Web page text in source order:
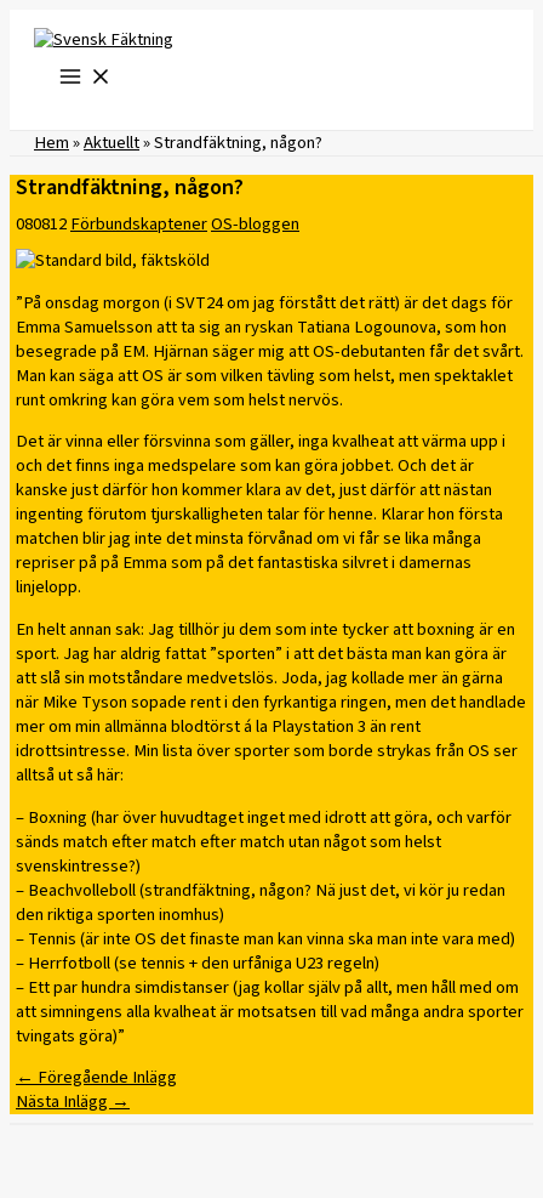
innehåll
Hem»Aktuellt»Strandfäktning, någon?
Strandfäktning, någon?
080812FörbundskaptenerOS-bloggen
”På onsdag morgon (i SVT24 om jag förstått det rätt) är det dags för
Emma Samuelsson att ta sig an ryskan Tatiana Logounova, som hon
besegrade på EM. Hjärnan säger mig att OS-debutanten får det svårt.
Man kan säga att OS är som vilken tävling som helst, men spektaklet
runt omkring kan göra vem som helst nervös.
Det är vinna eller försvinna som gäller, inga kvalheat att värma upp i
och det finns inga medspelare som kan göra jobbet. Och det är
kanske just därför hon kommer klara av det, just därför att nästan
ingenting förutom tjurskalligheten talar för henne. Klarar hon första
matchen blir jag inte det minsta förvånad om vi får se lika många
repriser på på Emma som på det fantastiska silvret i damernas
linjelopp.
En helt annan sak: Jag tillhör ju dem som inte tycker att boxning är en
sport. Jag har aldrig fattat ”sporten” i att det bästa man kan göra är
att slå sin motståndare medvetslös. Joda, jag kollade mer än gärna
när Mike Tyson sopade rent i den fyrkantiga ringen, men det handlade
mer om min allmänna blodtörst á la Playstation 3 än rent
idrottsintresse. Min lista över sporter som borde strykas från OS ser
alltså ut så här:
– Boxning (har över huvudtaget inget med idrott att göra, och varför
sänds match efter match efter match utan något som helst
svenskintresse?)
– Beachvolleboll (strandfäktning, någon? Nä just det, vi kör ju redan
den riktiga sporten inomhus)
– Tennis (är inte OS det finaste man kan vinna ska man inte vara med)
– Herrfotboll (se tennis + den urfåniga U23 regeln)
– Ett par hundra simdistanser (jag kollar själv på allt, men håll med om
att simningens alla kvalheat är motsatsen till vad många andra sporter
tvingats göra)”
← Föregående Inlägg
Nästa Inlägg →